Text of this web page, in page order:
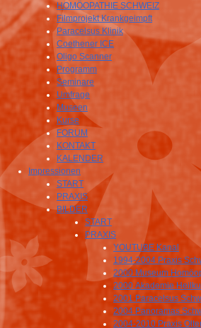
HOMÖOPATHIE SCHWEIZ
Filmprojekt Krankgeimpft
Paracelsus Klinik
Coethener ICE
Oligo Scanner
Programm
Seminare
Umfrage
Museen
Kurse
FORUM
KONTAKT
KALENDER
Impressionen
START
PRAXIS
BILDER
START
PRAXIS
YOUTUBE Kanal
1994-2004 Praxis
2000 Museum
2000 Akademie
2001 Paracelsus
2004 Panoramas
2004-2010 Praxis